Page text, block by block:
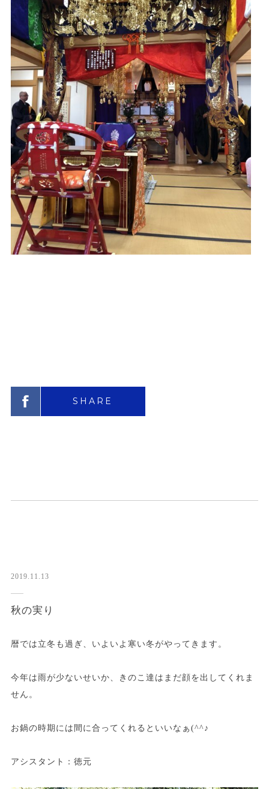
SHARE
2019.11.13
秋の実り
暦では立冬も過ぎ、いよいよ寒い冬がやってきます。
今年は雨が少ないせいか、きのこ達はまだ顔を出してくれま
せん。
お鍋の時期には間に合ってくれるといいなぁ(^^♪
アシスタント：徳元